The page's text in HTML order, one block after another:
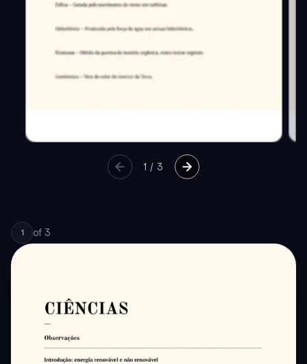
1 / 3
1 of 3